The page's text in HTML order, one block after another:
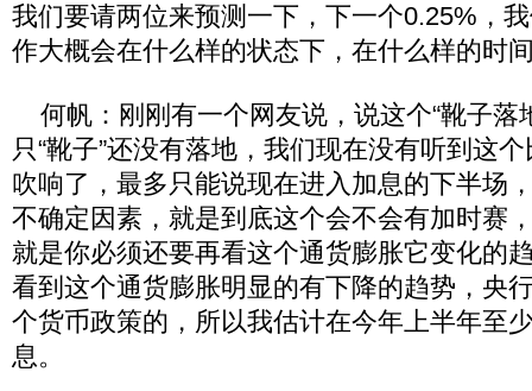
我们要请两位来预测一下，下一个0.25%，
作大概会在什么样的状态下，在什么样的时
何帆：刚刚有一个网友说，说这个“靴子落
只“靴子”还没有落地，我们现在没有听到这
吹响了，最多只能说现在进入加息的下半场
不确定因素，就是到底这个会不会有加时赛
就是你必须还要再看这个通货膨胀它变化的
看到这个通货膨胀明显的有下降的趋势，央
个货币政策的，所以我估计在今年上半年至
息。